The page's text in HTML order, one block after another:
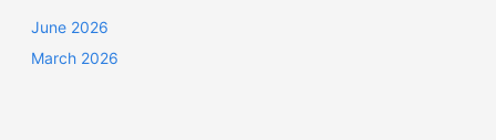
June 2026
March 2026